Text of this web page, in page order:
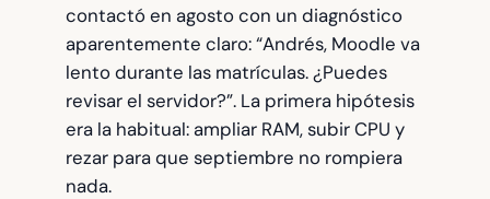
contactó en agosto con un diagnóstico
aparentemente claro: “Andrés, Moodle va
lento durante las matrículas. ¿Puedes
revisar el servidor?”. La primera hipótesis
era la habitual: ampliar RAM, subir CPU y
rezar para que septiembre no rompiera
nada.